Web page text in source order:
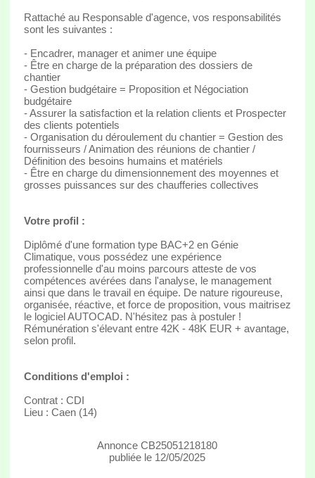
Rattaché au Responsable d'agence, vos responsabilités
sont les suivantes :
- Encadrer, manager et animer une équipe
- Être en charge de la préparation des dossiers de
chantier
- Gestion budgétaire = Proposition et Négociation
budgétaire
- Assurer la satisfaction et la relation clients et Prospecter
des clients potentiels
- Organisation du déroulement du chantier = Gestion des
fournisseurs / Animation des réunions de chantier /
Définition des besoins humains et matériels
- Être en charge du dimensionnement des moyennes et
grosses puissances sur des chaufferies collectives
Votre profil :
Diplômé d'une formation type BAC+2 en Génie
Climatique, vous possédez une expérience
professionnelle d'au moins parcours atteste de vos
compétences avérées dans l'analyse, le management
ainsi que dans le travail en équipe. De nature rigoureuse,
organisée, réactive, et force de proposition, vous maitrisez
le logiciel AUTOCAD. N'hésitez pas à postuler !
Rémunération s'élevant entre 42K - 48K EUR + avantage,
selon profil.
Conditions d'emploi :
Contrat : CDI
Lieu : Caen (14)
Annonce CB25051218180
publiée le 12/05/2025